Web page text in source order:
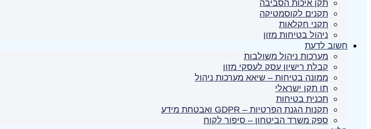
תקן איכות הסביבה
תקנים לקוסמטיקה
תקני חקלאות
ניהול בטיחות מזון
חשוב לדעת
מערכות ניהול משולבות
קבלת רישיון עסק לעסקי מזון
ממונה בטיחות – שיאא מערכות ניהול
תו תקן ישראלי
תכנית בטיחות
תקנות הגנת הפרטיות – GDPR ואבטחת מידע
ספק משרד הביטחון – סיפור לקוח